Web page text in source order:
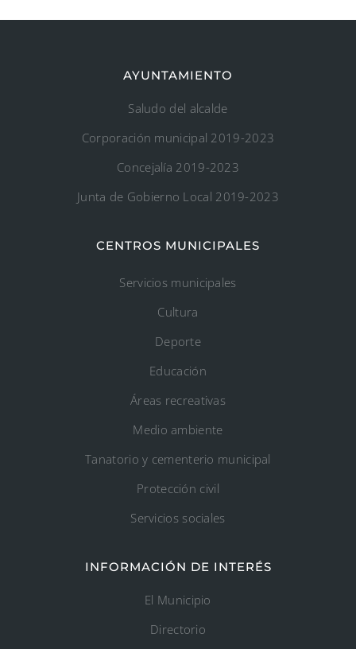
AYUNTAMIENTO
Saludo del alcalde
Corporación municipal 2019-2023
Concejalía 2019-2023
Junta de Gobierno Local 2019-2023
CENTROS MUNICIPALES
Servicios municipales
Cultura
Deporte
Educación
Áreas recreativas
Medio ambiente
Tanatorio y cementerio municipal
Protección civil
Servicios sociales
INFORMACIÓN DE INTERÉS
El Municipio
Directorio